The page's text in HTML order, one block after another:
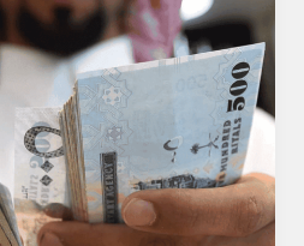
تسديد
قروض
بنكية